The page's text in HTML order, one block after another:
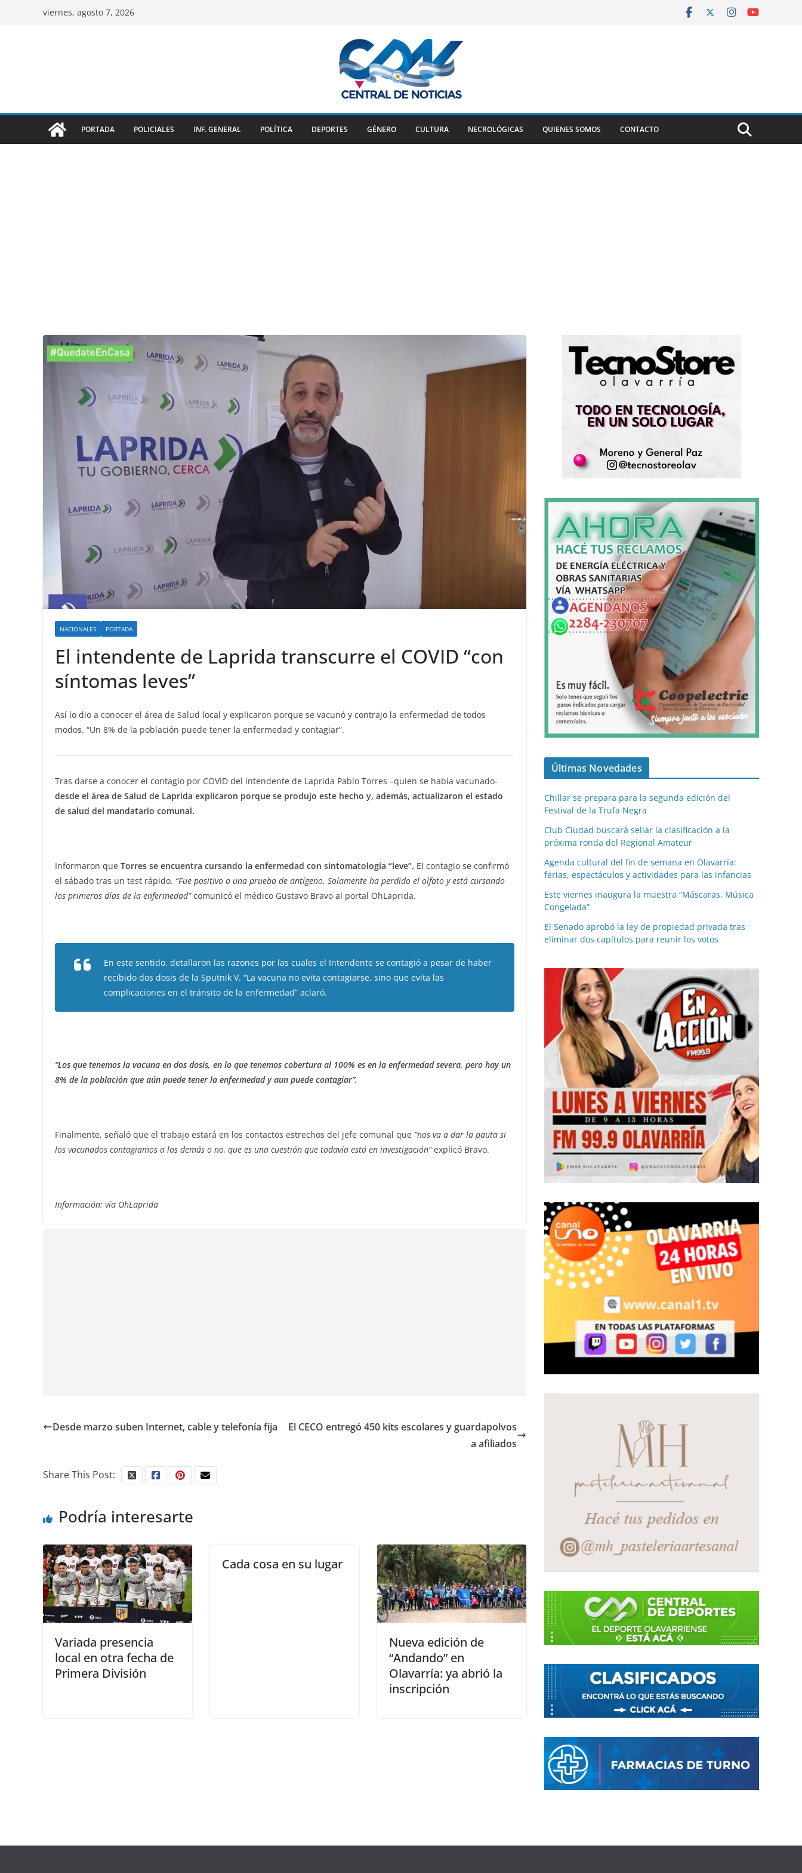
viernes, agosto 7, 2026
PORTADA POLICIALES INF. GENERAL POLÍTICA DEPORTES GÉNERO CULTURA NECROLÓGICAS QUIENES SOMOS CONTACTO
NACIONALES PORTADA
El intendente de Laprida transcurre el COVID “con
síntomas leves”
Así lo dio a conocer el área de Salud local y explicaron porque se vacunó y contrajo la enfermedad de todos
modos. “Un 8% de la población puede tener la enfermedad y contagiar”.
Tras darse a conocer el contagio por COVID del intendente de Laprida Pablo Torres –quien se había vacunado-
desde el área de Salud de Laprida explicaron porque se produjo este hecho y, además, actualizaron el estado
de salud del mandatario comunal.
Informaron que Torres se encuentra cursando la enfermedad con sintomatología “leve”. El contagio se confirmó
el sábado tras un test rápido. “Fue positivo a una prueba de antígeno. Solamente ha perdido el olfato y está cursando
los primeros días de la enfermedad”comunicó el médico Gustavo Bravo al portal OhLaprida.
En este sentido, detallaron las razones por las cuales el Intendente se contagió a pesar de haber
recibido dos dosis de la Sputnik V. “La vacuna no evita contagiarse, sino que evita las
complicaciones en el tránsito de la enfermedad” aclaró.
“Los que tenemos la vacuna en dos dosis, en lo que tenemos cobertura al 100% es en la enfermedad severa, pero hay un
8% de la población que aún puede tener la enfermedad y aun puede contagiar”.
Finalmente, señaló que el trabajo estará en los contactos estrechos del jefe comunal que “nos va a dar la pauta si
los vacunados contagiamos a los demás o no, que es una cuestión que todavía está en investigación”explicó Bravo.
Información: vía OhLaprida
Desde marzo suben Internet, cable y telefonía fija
El CECO entregó 450 kits escolares y guardapolvos
a afiliados
Share This Post:
Podría interesarte
Variada presencia
local en otra fecha de
Primera División
Cada cosa en su lugar
Nueva edición de
“Andando” en
Olavarría: ya abrió la
inscripción
Últimas Novedades
Chillar se prepara para la segunda edición del
Festival de la Trufa Negra
Club Ciudad buscará sellar la clasificación a la
próxima ronda del Regional Amateur
Agenda cultural del fin de semana en Olavarría:
ferias, espectáculos y actividades para las infancias
Este viernes inaugura la muestra “Máscaras, Música
Congelada”
El Senado aprobó la ley de propiedad privada tras
eliminar dos capítulos para reunir los votos